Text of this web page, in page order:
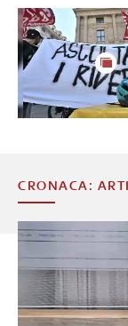
CRONACA: